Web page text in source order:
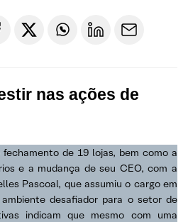
nas ações de
de 19 lojas, bem como a
e a mudança de seu CEO, com a
Pascoal, que assumiu o cargo em
desafiador para o setor de
indicam que mesmo com uma